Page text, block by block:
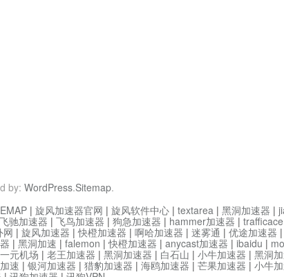
by: WordPress.Sitemap.
| 旋风加速器官网 | 旋风软件中心 | textarea | 黑洞加速器 |
飞驰加速器 | 飞鸟加速器 | 狗急加速器 | hammer加速器 | trafficace
网 | 旋风加速器 |快橙加速器 | 啊哈加速器 | 迷雾通 | 优途加速器 |
| 黑洞加速 | falemon |快橙加速器 | anycast加速器 | ibaidu |
一元机场 | 老王加速器 | 黑洞加速器 | 白石山 | 小牛加速器 | 黑洞
速 | 银河加速器 | 猎豹加速器 | 海鸥加速器 | 芒果加速器 | 小牛